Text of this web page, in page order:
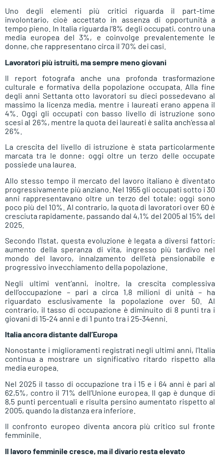
Uno degli elementi più critici riguarda il part-time
involontario, cioè accettato in assenza di opportunità a
tempo pieno. In Italia riguarda l’8% degli occupati, contro una
media europea del 3%, e coinvolge prevalentemente le
donne, che rappresentano circa il 70% dei casi.
Lavoratori più istruiti, ma sempre meno giovani
Il report fotografa anche una profonda trasformazione
culturale e formativa della popolazione occupata. Alla fine
degli anni Settanta otto lavoratori su dieci possedevano al
massimo la licenza media, mentre i laureati erano appena il
4%. Oggi gli occupati con basso livello di istruzione sono
scesi al 26%, mentre la quota dei laureati è salita anch’essa al
26%.
La crescita del livello di istruzione è stata particolarmente
marcata tra le donne: oggi oltre un terzo delle occupate
possiede una laurea.
Allo stesso tempo il mercato del lavoro italiano è diventato
progressivamente più anziano. Nel 1955 gli occupati sotto i 30
anni rappresentavano oltre un terzo del totale; oggi sono
poco più del 10%. Al contrario, la quota di lavoratori over 60 è
cresciuta rapidamente, passando dal 4,1% del 2005 al 15% del
2025.
Secondo l’Istat, questa evoluzione è legata a diversi fattori:
aumento della speranza di vita, ingresso più tardivo nel
mondo del lavoro, innalzamento dell’età pensionabile e
progressivo invecchiamento della popolazione.
Negli ultimi vent’anni, inoltre, la crescita complessiva
dell’occupazione – pari a circa 1,8 milioni di unità – ha
riguardato esclusivamente la popolazione over 50. Al
contrario, il tasso di occupazione è diminuito di 8 punti tra i
giovani di 15-24 anni e di 1 punto tra i 25-34enni.
Italia ancora distante dall’Europa
Nonostante i miglioramenti registrati negli ultimi anni, l’Italia
continua a mostrare un significativo ritardo rispetto alla
media europea.
Nel 2025 il tasso di occupazione tra i 15 e i 64 anni è pari al
62,5%, contro il 71% dell’Unione europea. Il gap è dunque di
8,5 punti percentuali e risulta persino aumentato rispetto al
2005, quando la distanza era inferiore.
Il confronto europeo diventa ancora più critico sul fronte
femminile.
Il lavoro femminile cresce, ma il divario resta elevato